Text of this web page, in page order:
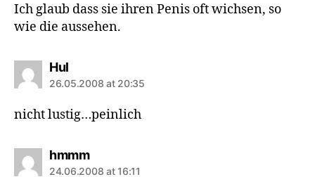
Ich glaub dass sie ihren Penis oft wichsen, so
wie die aussehen.
Hulsays:
26.05.2008 at 20:35
nicht lustig…peinlich
hmmmsays:
24.06.2008 at 16:11